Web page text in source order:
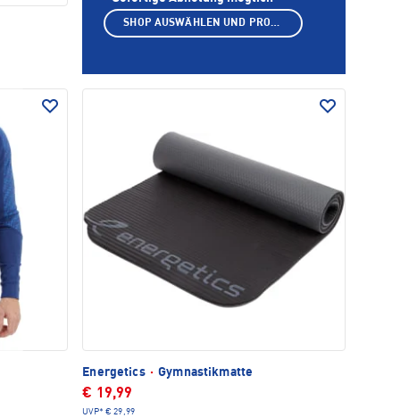
Energetics · Gymnastikmatte
€ 19,99
UVP* € 29,99
SHOP AUSWÄHLEN UND PRODUKTE ANZEIGEN